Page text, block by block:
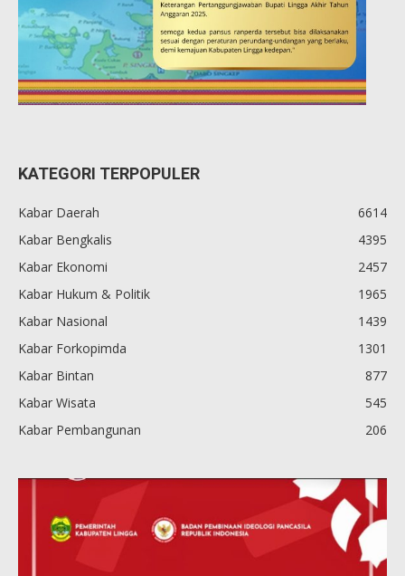
KATEGORI TERPOPULER
Kabar Daerah
6614
Kabar Bengkalis
4395
Kabar Ekonomi
2457
Kabar Hukum & Politik
1965
Kabar Nasional
1439
Kabar Forkopimda
1301
Kabar Bintan
877
Kabar Wisata
545
Kabar Pembangunan
206